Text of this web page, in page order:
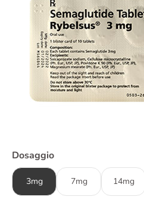
Dosaggio
3mg 7mg 14mg